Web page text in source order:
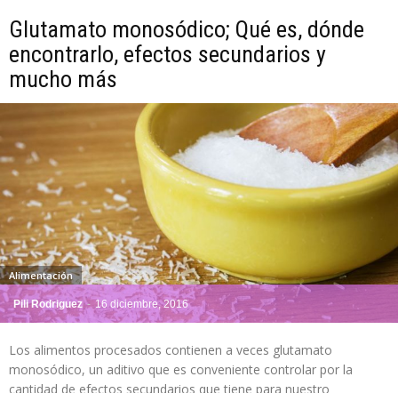
Glutamato monosódico; Qué es, dónde
encontrarlo, efectos secundarios y
mucho más
Pili Rodriguez - 16 diciembre, 2016
Alimentación
Los alimentos procesados contienen a veces glutamato
monosódico, un aditivo que es conveniente controlar por la
cantidad de efectos secundarios que tiene para nuestro